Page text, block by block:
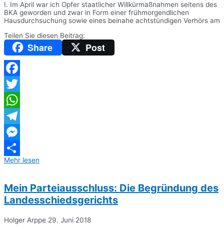
I. Im April war ich Opfer staatlicher Willkürmaßnahmen seitens des
BKA geworden und zwar in Form einer frühmorgendlichen
Hausdurchsuchung sowie eines beinahe achtstündigen Verhörs am
Teilen Sie diesen Beitrag:
Share Post
Facebook
Twitter
WhatsApp
Telegram
Messenger
Teilen
Mehr lesen
Mein Parteiausschluss: Die Begründung des
Landesschiedsgerichts
Holger Arppe 29. Juni 2018